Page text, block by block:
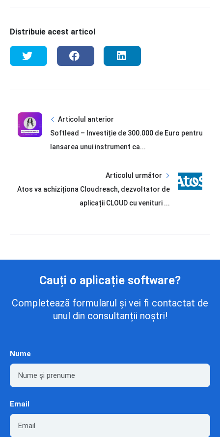
Distribuie acest articol
Articolul anterior
Softlead – Investiție de 300.000 de Euro pentru
lansarea unui instrument ca...
Articolul următor
Atos va achiziționa Cloudreach, dezvoltator de
aplicații CLOUD cu venituri ...
Cauți o aplicație software?
Completează formularul și vei fi contactat de
unul din consultanții noștri!
Nume
Email